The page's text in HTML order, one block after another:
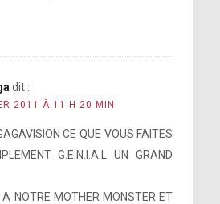
dit :
2011 À 11 H 20 MIN
CE QUE VOUS FAITES
G.E.N.I.A.L UN GRAND
A NOTRE MOTHER MONSTER ET